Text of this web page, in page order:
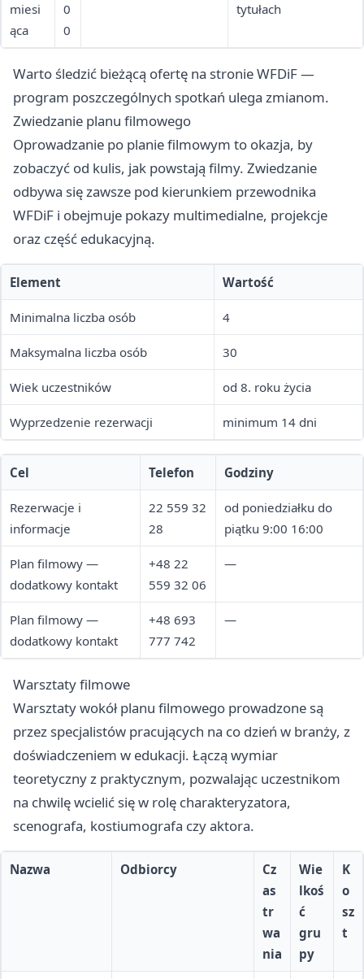
miesi
ąca
0
0
tytułach
Warto śledzić bieżącą ofertę na stronie WFDiF —
program poszczególnych spotkań ulega zmianom.
Zwiedzanie planu filmowego
Oprowadzanie po planie filmowym to okazja, by
zobaczyć od kulis, jak powstają filmy. Zwiedzanie
odbywa się zawsze pod kierunkiem przewodnika
WFDiF i obejmuje pokazy multimedialne, projekcje
oraz część edukacyjną.
Element Wartość
Minimalna liczba osób 4
Maksymalna liczba osób 30
Wiek uczestników od 8. roku życia
Wyprzedzenie rezerwacji minimum 14 dni
Cel Telefon Godziny
Rezerwacje i
informacje
22 559 32
28
od poniedziałku do
piątku 9:00 16:00
Plan filmowy —
dodatkowy kontakt
+48 22
559 32 06
—
Plan filmowy —
dodatkowy kontakt
+48 693
777 742
—
Warsztaty filmowe
Warsztaty wokół planu filmowego prowadzone są
przez specjalistów pracujących na co dzień w branży, z
doświadczeniem w edukacji. Łączą wymiar
teoretyczny z praktycznym, pozwalając uczestnikom
na chwilę wcielić się w rolę charakteryzatora,
scenografa, kostiumografa czy aktora.
Nazwa Odbiorcy
Cz
as
tr
wa
nia
Wie
lkoś
ć
gru
py
K
o
sz
t